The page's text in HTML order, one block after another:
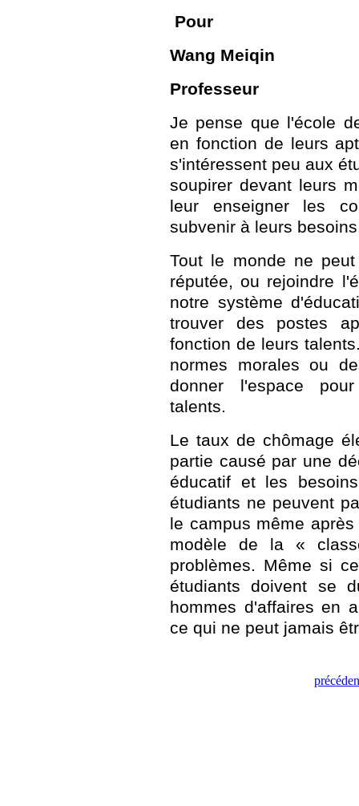
Pour
Wang Meiqin
Professeur
Je pense que l'école
en fonction de leurs
s'intéressent peu aux
soupirer devant leurs
leur enseigner les
subvenir à leurs
Tout le monde ne
réputée, ou rejoindre
notre système
trouver des postes
fonction de leurs
normes morales ou
donner l'espace
talents.
Le taux de chômage
partie causé par une
éducatif et les
étudiants ne peuvent
le campus même
modèle de la «
problèmes. Même si
étudiants doivent se
hommes d'affaires en
ce qui ne peut jamais